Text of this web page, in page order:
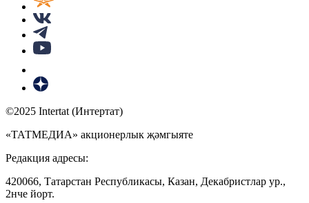
©2025 Intertat (Интертат)
«ТАТМЕДИА» акционерлык җәмгыяте
Редакция адресы:
420066, Татарстан Республикасы, Казан, Декабристлар ур.,
2нче йорт.